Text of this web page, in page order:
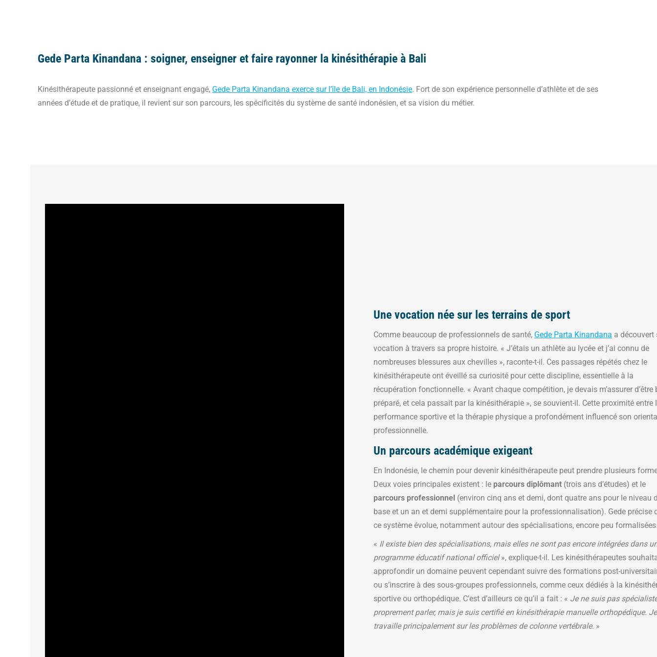
Gede Parta Kinandana : soigner, enseigner et faire rayonner la kinésithérapie à Bali
Kinésithérapeute passionné et enseignant engagé, Gede Parta Kinandana exerce sur l’île de Bali, en Indonésie. Fort de son expérience personnelle d’athlète et de ses
années d’étude et de pratique, il revient sur son parcours, les spécificités du système de santé indonésien, et sa vision du métier.
Une vocation née sur les terrains de sport
Comme beaucoup de professionnels de santé, Gede Parta Kinandana a découvert
vocation à travers sa propre histoire. « J’étais un athlète au lycée et j’ai connu de
nombreuses blessures aux chevilles », raconte-t-il. Ces passages répétés chez le
kinésithérapeute ont éveillé sa curiosité pour cette discipline, essentielle à la
récupération fonctionnelle. « Avant chaque compétition, je devais m’assurer d’être
préparé, et cela passait par la kinésithérapie », se souvient-il. Cette proximité entre
performance sportive et la thérapie physique a profondément influencé son
professionnelle.
Un parcours académique exigeant
En Indonésie, le chemin pour devenir kinésithérapeute peut prendre plusieurs
Deux voies principales existent : le parcours diplômant (trois ans d’études) et le
parcours professionnel (environ cinq ans et demi, dont quatre ans pour le niveau
base et un an et demi supplémentaire pour la professionnalisation). Gede précise
ce système évolue, notamment autour des spécialisations, encore peu
« Il existe bien des spécialisations, mais elles ne sont pas encore intégrées dans
programme éducatif national officiel», explique-t-il. Les kinésithérapeutes
approfondir un domaine peuvent cependant suivre des formations post-
ou s’inscrire à des sous-groupes professionnels, comme ceux dédiés à la
sportive ou orthopédique. C’est d’ailleurs ce qu’il a fait : « Je ne suis pas
proprement parler, mais je suis certifié en kinésithérapie manuelle orthopédique. Je
travaille principalement sur les problèmes de colonne vertébrale. »